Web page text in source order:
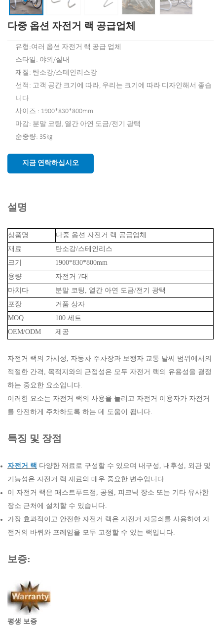
다중 옵션 자전거 랙 공급업체
유형:여러 옵션 자전거 랙 공급 업체
스타일: 야외/실내
재질: 탄소강/스테인리스강
선적: 고객 공간 크기에 따라, 우리는 크기에 따라 디자인해서 좋습
니다
사이즈 : 1900*830*800mm
마감: 분말 코팅, 열간 아연 도금/전기 광택
순중량: 35kg
지금 연락하십시오
설명
상품명
다중 옵션 자전거 랙 공급업체
재료
탄소강/스테인리스
크기
1900*830*800mm
용량
자전거 7대
마치다
분말 코팅, 열간 아연 도금/전기 광택
포장
거품 상자
MOQ
100 세트
OEM/ODM
제공
자전거 랙의 가시성, 자동차 주차장과 보행자 교통 날씨 범위에서의
적절한 간격, 목적지와의 근접성은 모두 자전거 랙의 유용성을 결정
하는 중요한 요소입니다.
이러한 요소는 자전거 랙의 사용을 늘리고 자전거 이용자가 자전거
를 안전하게 주차하도록 하는 데 도움이 됩니다.
특징 및 장점
자전거 랙 다양한 재료로 구성할 수 있으며 내구성, 내후성, 외관 및
기능성은 자전거 랙 재료의 매우 중요한 변수입니다.
이 자전거 랙은 패스트푸드점, 공원, 피크닉 장소 또는 기타 유사한
장소 근처에 설치할 수 있습니다.
가장 효과적이고 안전한 자전거 랙은 자전거 자물쇠를 사용하여 자
전거의 바퀴와 프레임을 모두 고정할 수 있는 랙입니다.
보증:
평생 보증